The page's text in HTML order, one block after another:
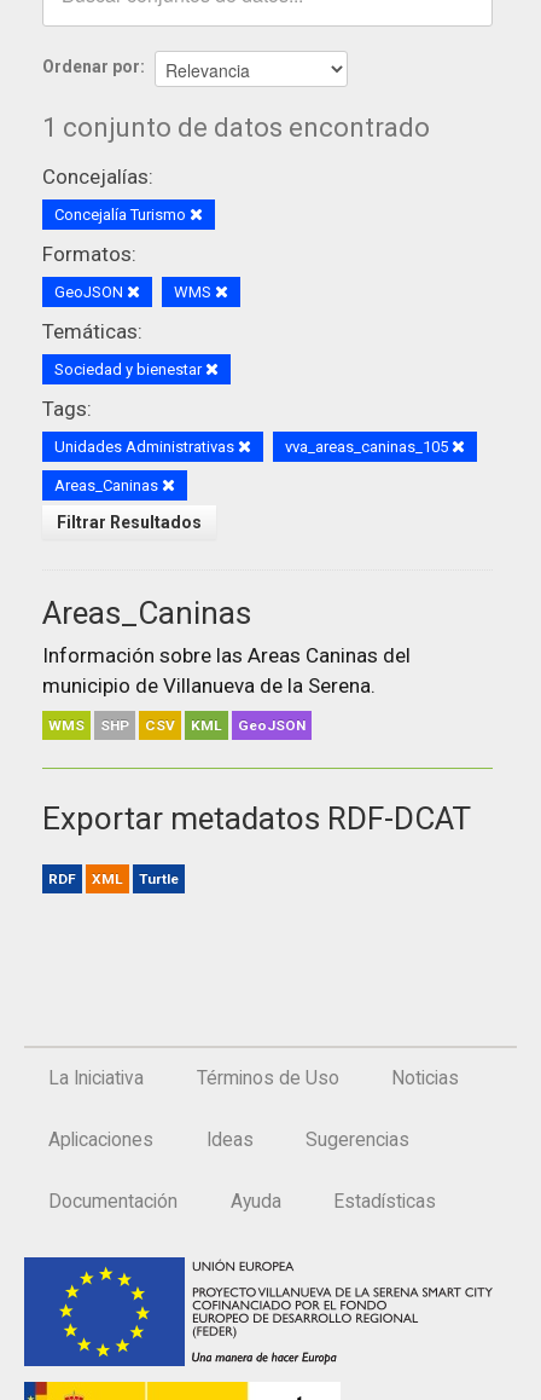
Ordenar por
1 conjunto de datos encontrado
Concejalías:
Concejalía Turismo
Formatos:
GeoJSON WMS
Temáticas:
Sociedad y bienestar
Tags:
Unidades Administrativas vva_areas_caninas_105
Areas_Caninas
Filtrar Resultados
Areas_Caninas
Información sobre las Areas Caninas del
municipio de Villanueva de la Serena.
WMS SHP CSV KML GeoJSON
Exportar metadatos RDF-DCAT
RDF XML Turtle
La Iniciativa Términos de Uso Noticias
Aplicaciones Ideas Sugerencias
Documentación Ayuda Estadísticas